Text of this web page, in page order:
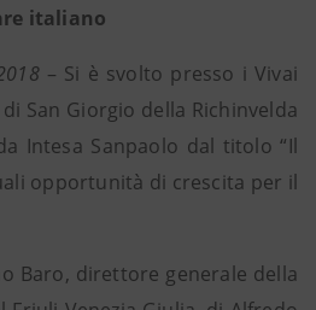
italiano
– Si è svolto presso i Vivai
San Giorgio della Richinvelda
Intesa Sanpaolo dal titolo “Il
opportunità di crescita per il
Baro, direttore generale della